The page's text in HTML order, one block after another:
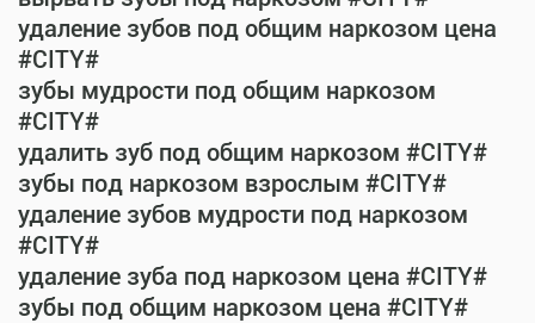
удаление зубов под общим наркозом цена
#CITY#
зубы мудрости под общим наркозом
#CITY#
удалить зуб под общим наркозом #CITY#
зубы под наркозом взрослым #CITY#
удаление зубов мудрости под наркозом
#CITY#
удаление зуба под наркозом цена #CITY#
зубы под общим наркозом цена #CITY#